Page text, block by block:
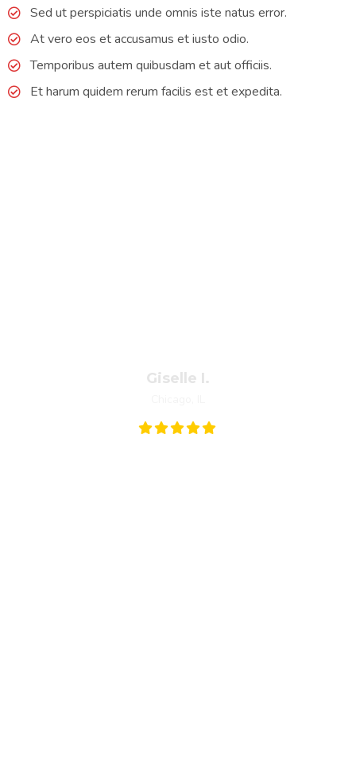
Sed ut perspiciatis unde omnis iste natus error.
At vero eos et accusamus et iusto odio.
Temporibus autem quibusdam et aut officiis.
Et harum quidem rerum facilis est et expedita.
Giselle I.